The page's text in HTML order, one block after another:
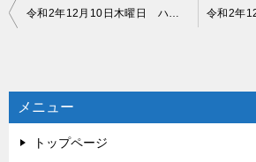
投
ビ
ゲ
ー
令和2年12月10日木曜日 ハウスクリーニング札幌市 ご予約状況
メニュー
トップページ